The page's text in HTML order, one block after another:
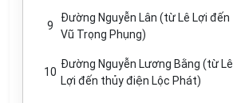
9
Đường Nguyễn Lân (từ Lê Lợi đến
Vũ Trọng Phụng)
10
Đường Nguyễn Lương Bằng (từ Lê
Lợi đến thủy điện Lộc Phát)